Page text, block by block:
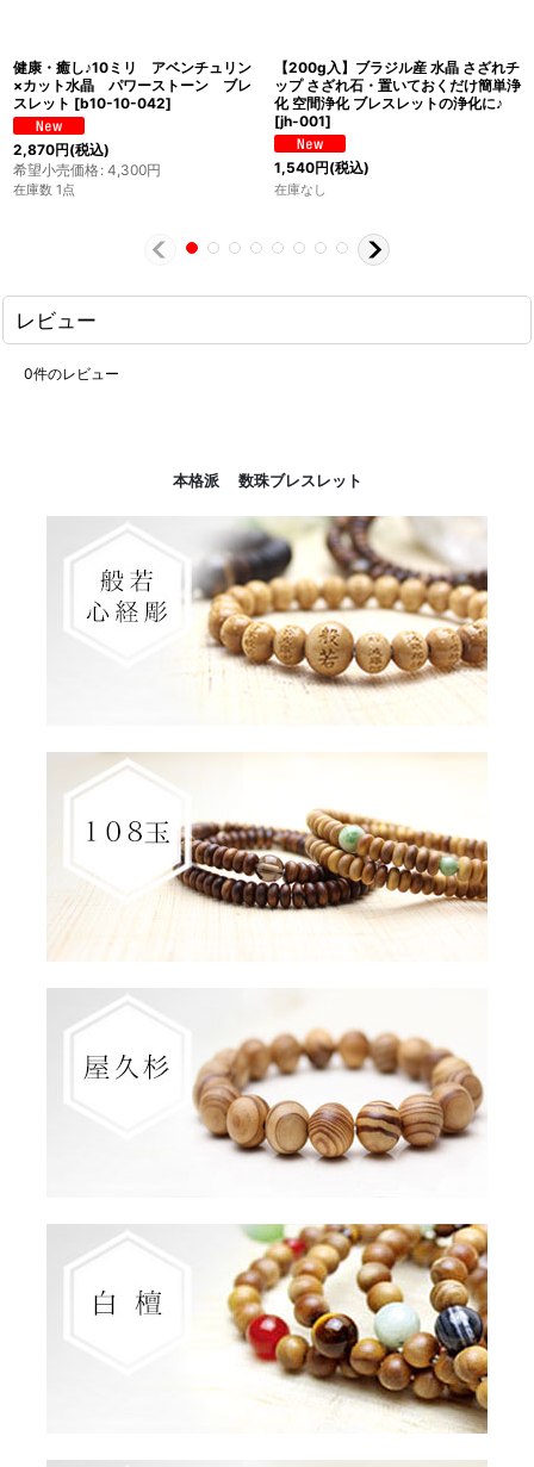
健康・癒し♪10ミリ アベンチュリン
×カット水晶 パワーストーン ブレ
スレット [b10-10-042]
2,870円(税込)
希望小売価格: 4,300円
在庫数 1点
【200g入】ブラジル産 水晶 さざれチ
ップ さざれ石・置いておくだけ簡単浄
化 空間浄化 ブレスレットの浄化に♪
[jh-001]
1,540円(税込)
在庫なし
レビュー
0件のレビュー
本格派 数珠ブレスレット